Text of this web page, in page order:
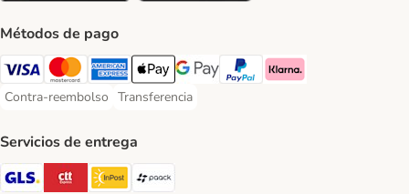
Métodos de pago
Visa Payment Method
Mastercard Payment Method
American Express Payment Method
Apple Pay Payment Method
Google Pay Payment Method
PayPal Payment Method
Klarna Payment Method
Contra-reembolso
Contra-reembolso Payment Method
Transferencia
Transferencia Payment Method
Servicios de entrega
GLS Shipping Method
CTTExpress Shipping Method
InPost Shipping Method